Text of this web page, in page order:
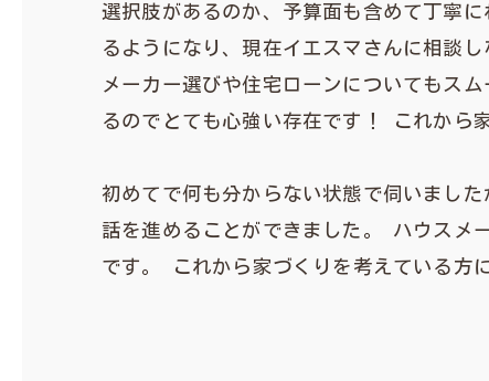
選択肢があるのか、予算面も含めて丁寧
るようになり、現在イエスマさんに相談
メーカー選びや住宅ローンについてもス
るのでとても心強い存在です！ これから
初めてで何も分からない状態で伺いまし
話を進めることができました。 ハウスメ
です。 これから家づくりを考えている方